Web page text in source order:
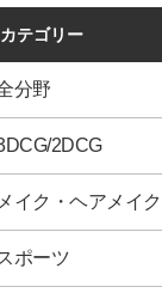
カテゴリー
分野
2DCG
イク・ヘアメイク
ポーツ